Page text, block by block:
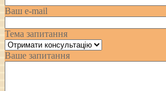
Ваш e-mail
Тема запитання
Ваше запитання